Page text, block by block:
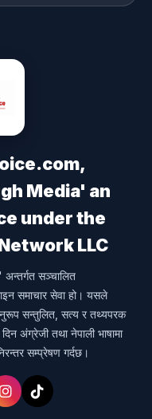
Media' an
under the
LLC
सञ्चालित
समाचार सेवा हो। यसले
सन्तुलित, सत्य र तथ्यपरक
दिन अंग्रेजी तथा नेपाली भाषामा
सम्प्रेषण गर्दछ।